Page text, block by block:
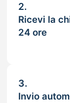
2.
Ricevi la
24 ore
3.
Invio